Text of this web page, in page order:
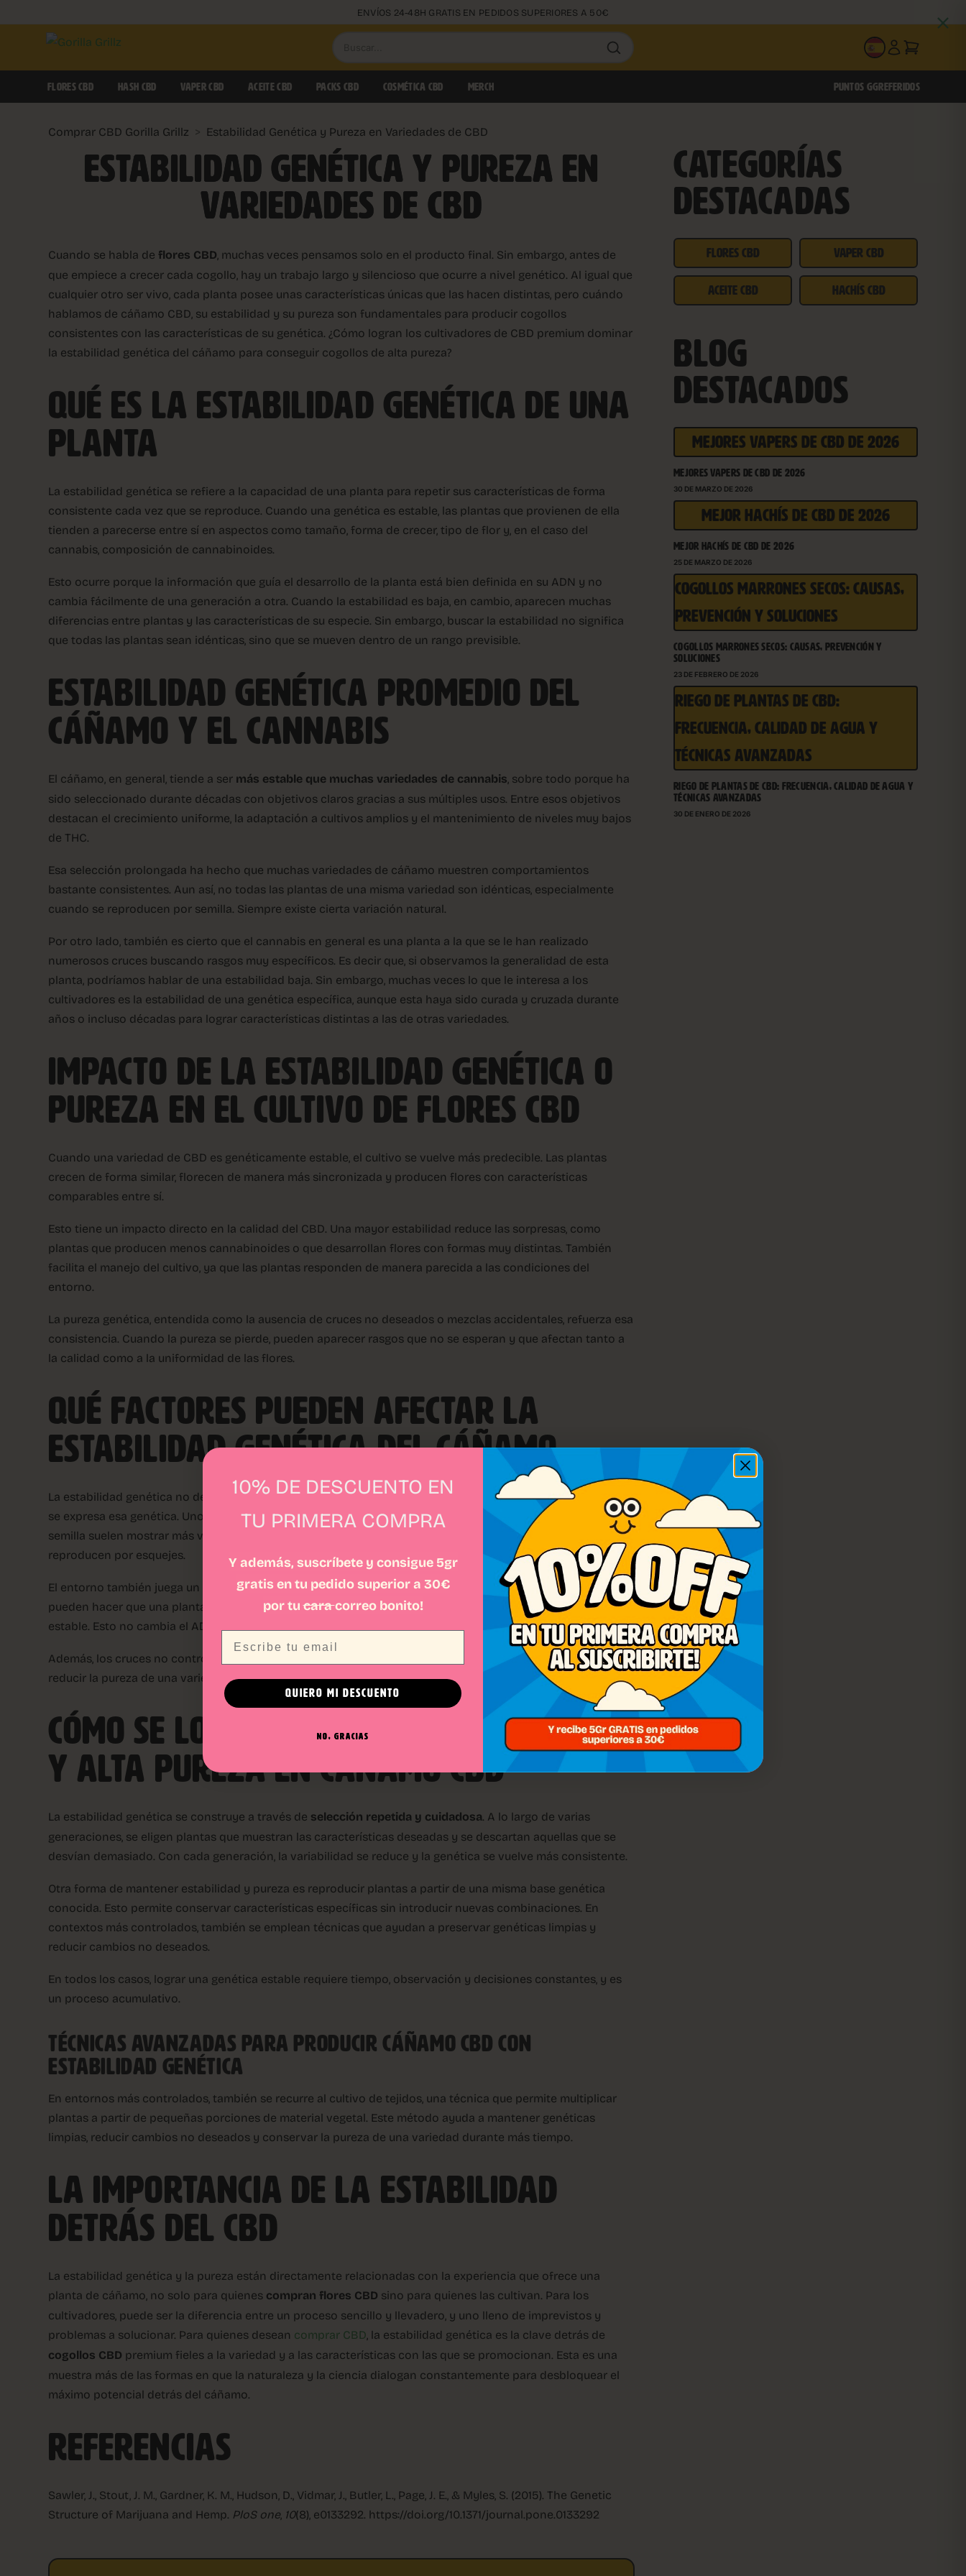
ENVÍOS 24-48H GRATIS EN PEDIDOS SUPERIORES A 50€
Buscar
productos
ES
FLORES CBD HASH CBD VAPER CBD ACEITE CBD PACKS CBD COSMÉTICA CBD MERCH PUNTOS GG REFERIDOS
Comprar CBD Gorilla Grillz > Estabilidad Genética y Pureza en Variedades de CBD
ESTABILIDAD GENÉTICA Y PUREZA EN
VARIEDADES DE CBD
Cuando se habla de flores CBD, muchas veces pensamos solo en el producto final. Sin embargo, antes de
que empiece a crecer cada cogollo, hay un trabajo largo y silencioso que ocurre a nivel genético. Al igual que
cualquier otro ser vivo, cada planta posee unas características únicas que las hacen distintas, pero cuándo
hablamos de cáñamo CBD, su estabilidad y su pureza son fundamentales para producir cogollos
consistentes con las características de su genética. ¿Cómo logran los cultivadores de CBD premium dominar
la estabilidad genética del cáñamo para conseguir cogollos de alta pureza?
QUÉ ES LA ESTABILIDAD GENÉTICA DE UNA
PLANTA
La estabilidad genética se refiere a la capacidad de una planta para repetir sus características de forma
consistente cada vez que se reproduce. Cuando una genética es estable, las plantas que provienen de ella
tienden a parecerse entre sí en aspectos como tamaño, forma de crecer, tipo de flor y, en el caso del
cannabis, composición de cannabinoides.
Esto ocurre porque la información que guía el desarrollo de la planta está bien definida en su ADN y no
cambia fácilmente de una generación a otra. Cuando la estabilidad es baja, en cambio, aparecen muchas
diferencias entre plantas y las características de su especie. Sin embargo, buscar la estabilidad no significa
que todas las plantas sean idénticas, sino que se mueven dentro de un rango previsible.
ESTABILIDAD GENÉTICA PROMEDIO DEL
CÁÑAMO Y EL CANNABIS
El cáñamo, en general, tiende a ser más estable que muchas variedades de cannabis, sobre todo porque ha
sido seleccionado durante décadas con objetivos claros gracias a sus múltiples usos. Entre esos objetivos
destacan el crecimiento uniforme, la adaptación a cultivos amplios y el mantenimiento de niveles muy bajos
de THC.
Esa selección prolongada ha hecho que muchas variedades de cáñamo muestren comportamientos
bastante consistentes. Aun así, no todas las plantas de una misma variedad son idénticas, especialmente
cuando se reproducen por semilla. Siempre existe cierta variación natural.
Por otro lado, también es cierto que el cannabis en general es una planta a la que se le han realizado
numerosos cruces buscando rasgos muy específicos. Es decir que, si observamos la generalidad de esta
planta, podríamos hablar de una estabilidad baja. Sin embargo, muchas veces lo que le interesa a los
cultivadores es la estabilidad de una genética específica, aunque esta haya sido curada y cruzada durante
años o incluso décadas para lograr características distintas a las de otras variedades.
IMPACTO DE LA ESTABILIDAD GENÉTICA O
PUREZA EN EL CULTIVO DE FLORES CBD
Cuando una variedad de CBD es genéticamente estable, el cultivo se vuelve más predecible. Las plantas
crecen de forma similar, florecen de manera más sincronizada y producen flores con características
comparables entre sí.
Esto tiene un impacto directo en la calidad del CBD. Una mayor estabilidad reduce las sorpresas, como
plantas que producen menos cannabinoides o que desarrollan flores con formas muy distintas. También
facilita el manejo del cultivo, ya que las plantas responden de manera parecida a las condiciones del
entorno.
La pureza genética, entendida como la ausencia de cruces no deseados o mezclas accidentales, refuerza esa
consistencia. Cuando la pureza se pierde, pueden aparecer rasgos que no se esperan y que afectan tanto a
la calidad como a la uniformidad de las flores.
QUÉ FACTORES PUEDEN AFECTAR LA
ESTABILIDAD GENÉTICA DEL CÁÑAMO
La estabilidad genética no depende solo de la variedad en sí. Hay varios factores que pueden influir en cómo
se expresa esa genética. Uno de los más importantes es la forma de reproducción. Las plantas obtenidas por
semilla suelen mostrar más variación que aquellas que provienen de una misma planta original y se
reproducen por esquejes.
El entorno también juega un papel relevante. Cambios bruscos en temperatura, luz o condiciones generales
pueden hacer que una planta exprese sus características de manera distinta, incluso si la genética es
estable. Esto no cambia el ADN, pero sí cómo se manifiesta.
Además, los cruces no controlados o la mezcla de polen entre plantas pueden introducir variabilidad y
reducir la pureza de una variedad con el paso del tiempo.
CÓMO SE LOGRA UNA GENÉTICA ESTABLE
Y ALTA PUREZA EN CÁÑAMO CBD
La estabilidad genética se construye a través de selección repetida y cuidadosa. A lo largo de varias
generaciones, se eligen plantas que muestran las características deseadas y se descartan aquellas que se
desvían demasiado. Con cada generación, la variabilidad se reduce y la genética se vuelve más consistente.
Otra forma de mantener estabilidad y pureza es reproducir plantas a partir de una misma base genética
conocida. Esto permite conservar características específicas sin introducir nuevas combinaciones. En
contextos más controlados, también se emplean técnicas que ayudan a preservar genéticas limpias y
reducir cambios no deseados.
En todos los casos, lograr una genética estable requiere tiempo, observación y decisiones constantes, y es
un proceso acumulativo.
TÉCNICAS AVANZADAS PARA PRODUCIR CÁÑAMO CBD CON
ESTABILIDAD GENÉTICA
En entornos más controlados, también se recurre al cultivo de tejidos, una técnica que permite multiplicar
plantas a partir de pequeñas porciones de material vegetal. Este método ayuda a mantener genéticas
limpias, reducir cambios no deseados y conservar la pureza de una variedad durante más tiempo.
LA IMPORTANCIA DE LA ESTABILIDAD
DETRÁS DEL CBD
La estabilidad genética y la pureza están directamente relacionadas con la experiencia que ofrece una
planta de cáñamo, no solo para quienes compran flores CBD sino para quienes las cultivan. Para los
cultivadores, puede ser la diferencia entre un proceso sencillo y llevadero, y uno lleno de imprevistos y
problemas a solucionar. Para quienes desean comprar CBD, la estabilidad genética es la clave detrás de
cogollos CBD premium fieles a la variedad y a las características con las que se promocionan. Esta es una
muestra más de las formas en que la naturaleza y la ciencia dialogan constantemente para desbloquear el
máximo potencial detrás del cáñamo.
REFERENCIAS
Sawler, J., Stout, J. M., Gardner, K. M., Hudson, D., Vidmar, J., Butler, L., Page, J. E., & Myles, S. (2015). The Genetic
Structure of Marijuana and Hemp. PloS one, 10(8), e0133292. https://doi.org/10.1371/journal.pone.0133292
CATEGORÍAS
DESTACADAS
FLORES CBD VAPER CBD
ACEITE CBD HACHÍS CBD
BLOG
DESTACADOS
MEJORES VAPERS DE CBD DE 2026
MEJORES VAPERS DE CBD DE 2026
30 DE MARZO DE 2026
MEJOR HACHÍS DE CBD DE 2026
MEJOR HACHÍS DE CBD DE 2026
25 DE MARZO DE 2026
COGOLLOS MARRONES SECOS: CAUSAS,
PREVENCIÓN Y SOLUCIONES
COGOLLOS MARRONES SECOS: CAUSAS, PREVENCIÓN Y
SOLUCIONES
23 DE FEBRERO DE 2026
RIEGO DE PLANTAS DE CBD:
FRECUENCIA, CALIDAD DE AGUA Y
TÉCNICAS AVANZADAS
RIEGO DE PLANTAS DE CBD: FRECUENCIA, CALIDAD DE AGUA Y
TÉCNICAS AVANZADAS
30 DE ENERO DE 2026
10% DE DESCUENTO EN
TU PRIMERA COMPRA
Y además, suscríbete y consigue 5gr
gratis en tu pedido superior a 30€
por tucaracorreo bonito!
QUIERO MI DESCUENTO
NO, GRACIAS